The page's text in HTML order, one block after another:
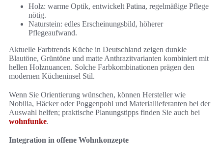
Holz: warme Optik, entwickelt Patina, regelmäßige Pflege
nötig.
Naturstein: edles Erscheinungsbild, höherer
Pflegeaufwand.
Aktuelle Farbtrends Küche in Deutschland zeigen dunkle
Blautöne, Grüntöne und matte Anthrazitvarianten kombiniert mit
hellen Holznuancen. Solche Farbkombinationen prägen den
modernen Kücheninsel Stil.
Wenn Sie Orientierung wünschen, können Hersteller wie
Nobilia, Häcker oder Poggenpohl und Materiallieferanten bei der
Auswahl helfen; praktische Planungstipps finden Sie auch bei
wohnfunke.
Integration in offene Wohnkonzepte